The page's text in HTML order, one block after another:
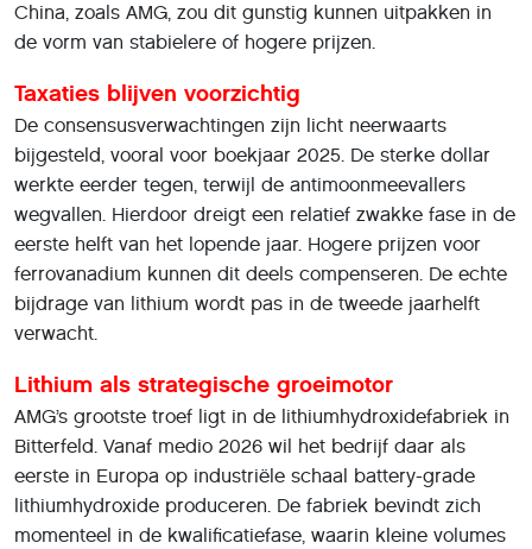
China, zoals AMG, zou dit gunstig kunnen uitpakken in
de vorm van stabielere of hogere prijzen.
Taxaties blijven voorzichtig
De consensusverwachtingen zijn licht neerwaarts
bijgesteld, vooral voor boekjaar 2025. De sterke dollar
werkte eerder tegen, terwijl de antimoonmeevallers
wegvallen. Hierdoor dreigt een relatief zwakke fase in de
eerste helft van het lopende jaar. Hogere prijzen voor
ferrovanadium kunnen dit deels compenseren. De echte
bijdrage van lithium wordt pas in de tweede jaarhelft
verwacht.
Lithium als strategische groeimotor
AMG’s grootste troef ligt in de lithiumhydroxidefabriek in
Bitterfeld. Vanaf medio 2026 wil het bedrijf daar als
eerste in Europa op industriële schaal battery-grade
lithiumhydroxide produceren. De fabriek bevindt zich
momenteel in de kwalificatiefase, waarin kleine volumes